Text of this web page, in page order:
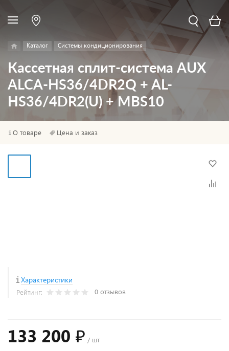
Каталог Системы кондиционирования
Кассетная сплит-система AUX
ALCA-HS36/4DR2Q + AL-
HS36/4DR2(U) + MBS10
О товаре Цена и заказ
Характеристики
Рейтинг: 0 отзывов
133 200 ₽ / шт